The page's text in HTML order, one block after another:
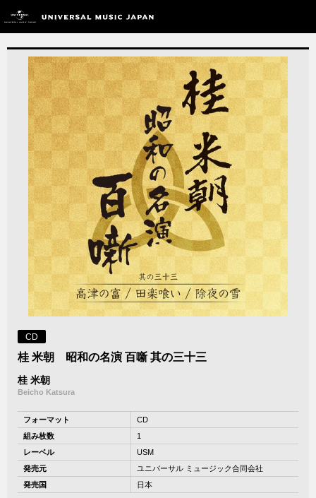
CD
桂 米朝 昭和の名演 百噺 其の三十三
桂 米朝
Beicho Katsura
フォーマット
CD
組み枚数
1
レーベル
USM
発売元
ユニバーサル ミュージック合同会社
発売国
日本